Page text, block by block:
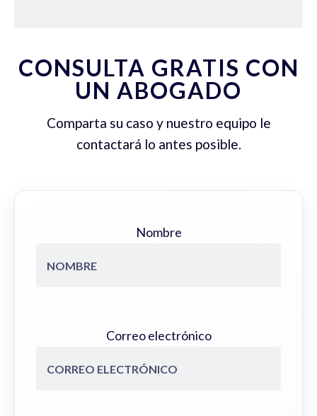
CONSULTA GRATIS CON
UN ABOGADO
Comparta su caso y nuestro equipo le
contactará lo antes posible.
Nombre
Correo electrónico